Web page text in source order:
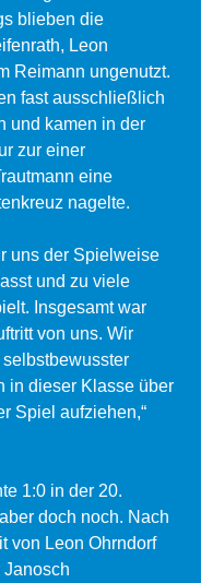
blieben die
Leon
Reimann ungenutzt.
fast ausschließlich
und kamen in der
zur einer
eine
nagelte.
uns der Spielweise
und zu viele
Insgesamt war
von uns. Wir
in dieser Klasse über
Spiel aufziehen,“
1:0 in der 20.
doch noch. Nach
von Leon Ohrndorf
Janosch